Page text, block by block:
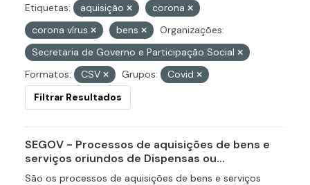
Etiquetas: aquisição
corona
corona vírus
bens
Organizações:
Secretaria de Governo e Participação Social
Formatos:
CSV Grupos:
Covid
Filtrar Resultados
SEGOV - Processos de aquisições de bens e
serviços oriundos de Dispensas ou...
São os processos de aquisições de bens e serviços